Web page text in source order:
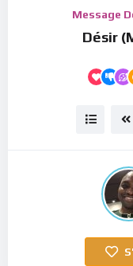
Message
Désir